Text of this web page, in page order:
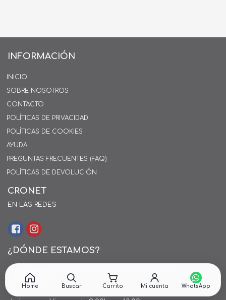
INFORMACIÓN
INICIO
SOBRE NOSOTROS
CONTACTO
POLÍTICAS DE PRIVACIDAD
POLÍTICAS DE COOKIES
AYUDA
PREGUNTAS FRECUENTES (FAQ)
POLÍTICAS DE DEVOLUCIÓN
CRONET
EN LAS REDES
¿DÓNDE ESTAMOS?
Alejo Rossell y Rius 1695, Montevideo, Uruguay
26 242424*
Home Buscar Carrito Mi cuenta